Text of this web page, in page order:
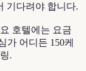
기다려야 합니다.
호텔에는 요금
가 어디든 150케
.